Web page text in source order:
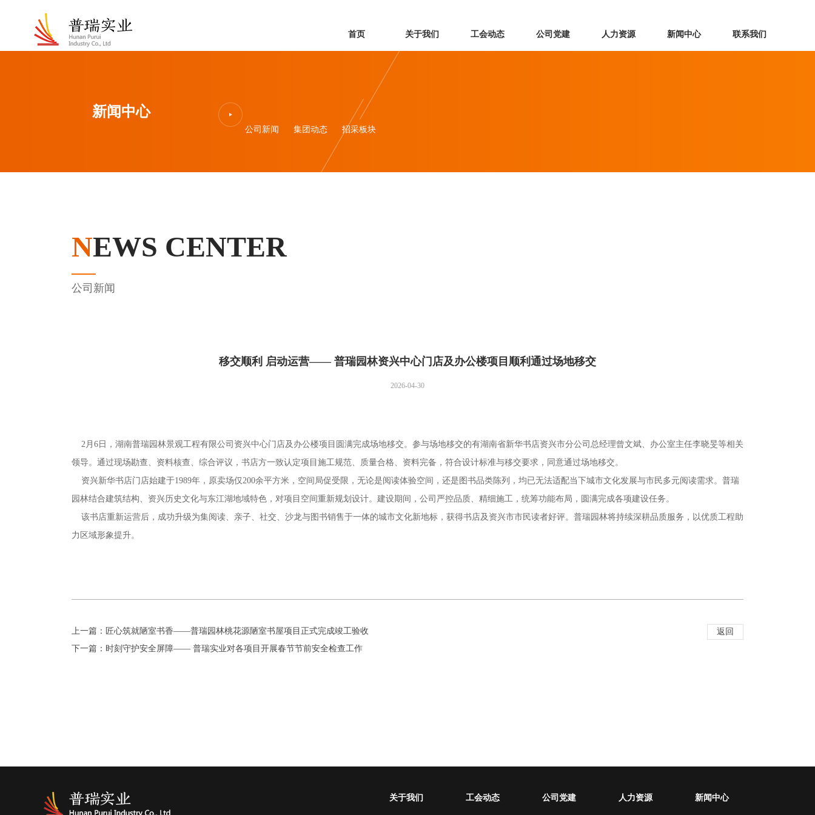
首页 关于我们 工会动态 公司党建 人力资源 新闻中心 联系我们
新闻中心
公司新闻 集团动态 招采板块
NEWS CENTER
公司新闻
移交顺利 启动运营—— 普瑞园林资兴中心门店及办公楼项目顺利通过场地移交
2026-04-30
2月6日，湖南普瑞园林景观工程有限公司资兴中心门店及办公楼项目圆满完成场地移交。参与场地移交的有湖南省新华书店资兴市分公司总经理曾文斌、办公室主任李晓旻等相关
领导。通过现场勘查、资料核查、综合评议，书店方一致认定项目施工规范、质量合格、资料完备，符合设计标准与移交要求，同意通过场地移交。
资兴新华书店门店始建于1989年，原卖场仅200余平方米，空间局促受限，无论是阅读体验空间，还是图书品类陈列，均已无法适配当下城市文化发展与市民多元阅读需求。普瑞
园林结合建筑结构、资兴历史文化与东江湖地域特色，对项目空间重新规划设计。建设期间，公司严控品质、精细施工，统筹功能布局，圆满完成各项建设任务。
该书店重新运营后，成功升级为集阅读、亲子、社交、沙龙与图书销售于一体的城市文化新地标，获得书店及资兴市市民读者好评。普瑞园林将持续深耕品质服务，以优质工程助
力区域形象提升。
上一篇：匠心筑就陋室书香——普瑞园林桃花源陋室书屋项目正式完成竣工验收
下一篇：时刻守护安全屏障—— 普瑞实业对各项目开展春节节前安全检查工作
返回
关于我们 工会动态 公司党建 人力资源 新闻中心